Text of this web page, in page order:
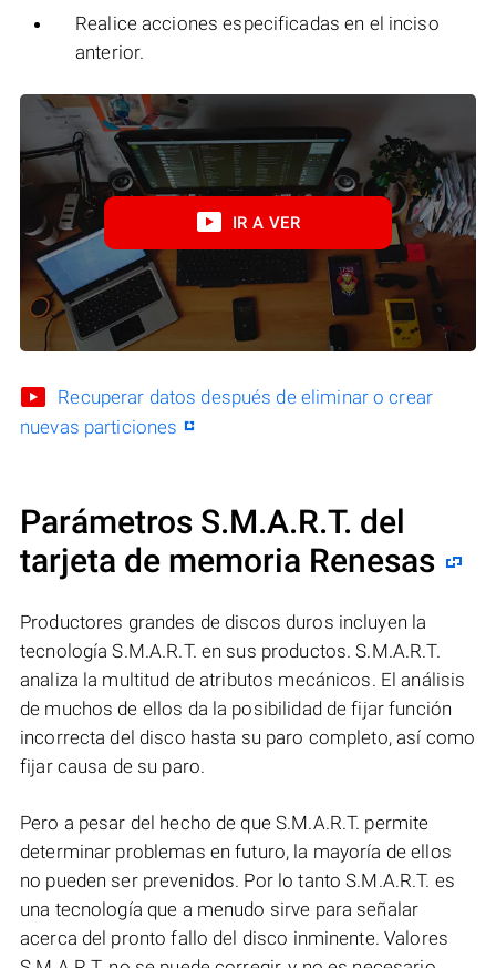
Realice acciones especificadas en el inciso
anterior.
IR A VER
Recuperar datos después de eliminar o crear
nuevas particiones
Parámetros S.M.A.R.T. del
tarjeta de memoria Renesas
Productores grandes de discos duros incluyen la
tecnología S.M.A.R.T. en sus productos. S.M.A.R.T.
analiza la multitud de atributos mecánicos. El análisis
de muchos de ellos da la posibilidad de fijar función
incorrecta del disco hasta su paro completo, así como
fijar causa de su paro.
Pero a pesar del hecho de que S.M.A.R.T. permite
determinar problemas en futuro, la mayoría de ellos
no pueden ser prevenidos. Por lo tanto S.M.A.R.T. es
una tecnología que a menudo sirve para señalar
acerca del pronto fallo del disco inminente. Valores